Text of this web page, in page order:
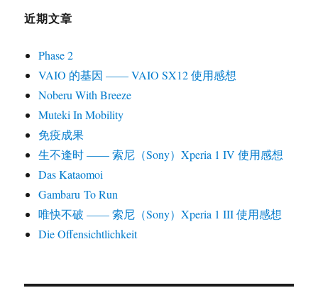
近期文章
Phase 2
VAIO 的基因 —— VAIO SX12 使用感想
Noberu With Breeze
Muteki In Mobility
免疫成果
生不逢时 —— 索尼（Sony）Xperia 1 IV 使用感想
Das Kataomoi
Gambaru To Run
唯快不破 —— 索尼（Sony）Xperia 1 III 使用感想
Die Offensichtlichkeit